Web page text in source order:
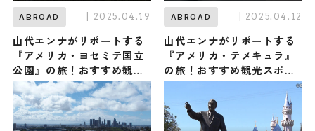
ABROAD | 2025.04.19
山代エンナがリポートする
『アメリカ・ヨセミテ国立
公園』の旅！おすすめ観光
スポットやグルメを紹介
2025年4月19日放送
ABROAD | 2025.04.12
山代エンナがリポートする
『アメリカ・テメキュラ』
の旅！おすすめ観光スポッ
トやグルメを紹介 2025年4
月12日放送